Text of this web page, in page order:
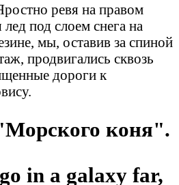
ревя на правом
под слоем снега на
мы, оставив за спиной
продвигались сквозь
дороги к
коня".
in a galaxy far,